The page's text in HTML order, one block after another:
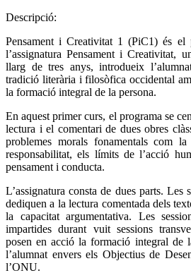
Descripció:
Pensament i Creativitat 1 (PiC1) és el
l’assignatura Pensament i Creativitat,
llarg de tres anys, introdueix
tradició literària i filosòfica occidental
la formació integral de la persona.
En aquest primer curs, el programa se
lectura i el comentari de dues obres
problemes morals fonamentals com
responsabilitat, els límits de l’acció
pensament i conducta.
L’assignatura consta de dues parts. Les
dediquen a la lectura comentada dels
la capacitat argumentativa. Les
impartides durant vuit sessions
posen en acció la formació integral de
l’alumnat envers els Objectius de
l’ONU.